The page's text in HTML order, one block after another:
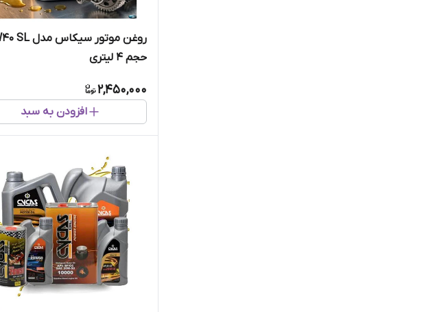
حجم 4 لیتری
2,450,000
افزودن به سبد